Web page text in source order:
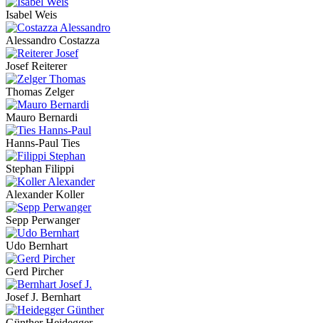
Isabel Weis
Alessandro Costazza
Josef Reiterer
Thomas Zelger
Mauro Bernardi
Hanns-Paul Ties
Stephan Filippi
Alexander Koller
Sepp Perwanger
Udo Bernhart
Gerd Pircher
Josef J. Bernhart